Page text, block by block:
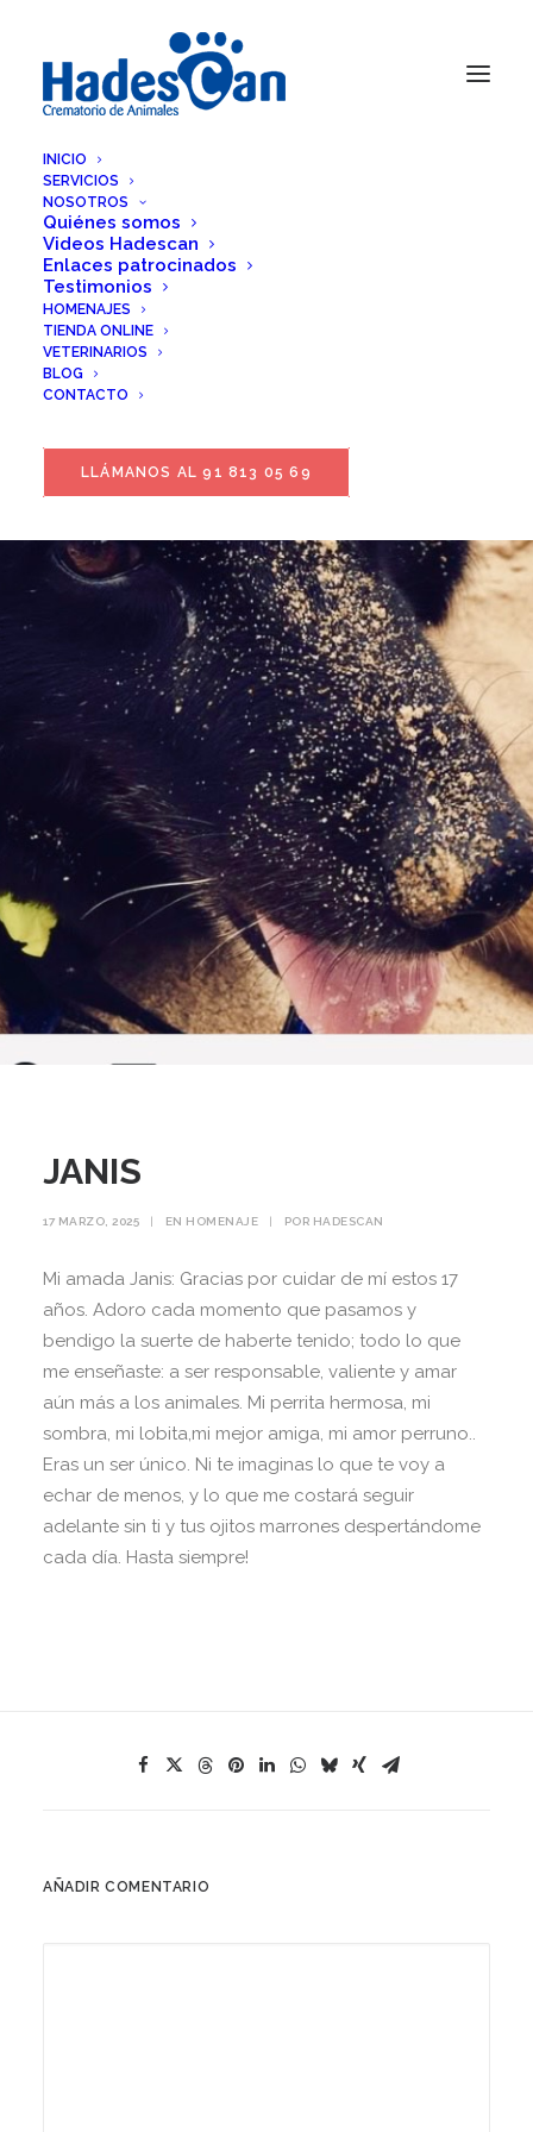
INICIO
SERVICIOS
NOSOTROS
Quiénes somos
Videos Hadescan
Enlaces patrocinados
Testimonios
HOMENAJES
TIENDA ONLINE
VETERINARIOS
BLOG
CONTACTO
LLÁMANOS AL 91 813 05 69
JANIS
17 MARZO, 2025 | EN HOMENAJE | POR HADESCAN
Mi amada Janis: Gracias por cuidar de mí estos 17
años. Adoro cada momento que pasamos y
bendigo la suerte de haberte tenido; todo lo que
me enseñaste: a ser responsable, valiente y amar
aún más a los animales. Mi perrita hermosa, mi
sombra, mi lobita,mi mejor amiga, mi amor perruno..
Eras un ser único. Ni te imaginas lo que te voy a
echar de menos, y lo que me costará seguir
adelante sin ti y tus ojitos marrones despertándome
cada día. Hasta siempre!
AÑADIR COMENTARIO